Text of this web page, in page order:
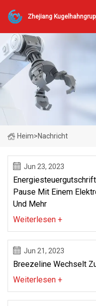
Zhejiang
Heim>Nachricht
Jun 23, 2023
Pause Mit Einem
Und Mehr
Weiterlesen +
Jun 21, 2023
Breezeline Wechselt
Weiterlesen +